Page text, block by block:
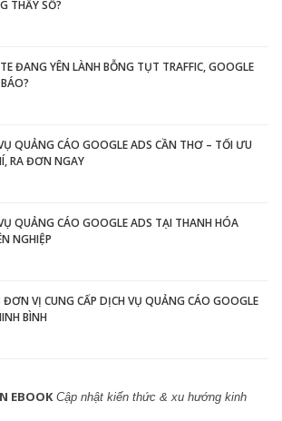
THẤY SỐ?
ĐANG YÊN LÀNH BỖNG TỤT TRAFFIC, GOOGLE
QUẢNG CÁO GOOGLE ADS CẦN THƠ – TỐI ƯU
RA ĐƠN NGAY
QUẢNG CÁO GOOGLE ADS TẠI THANH HÓA
NGHIỆP
ĐƠN VỊ CUNG CẤP DỊCH VỤ QUẢNG CÁO GOOGLE
BÌNH
EBOOK Cập nhật kiến thức & xu hướng kinh